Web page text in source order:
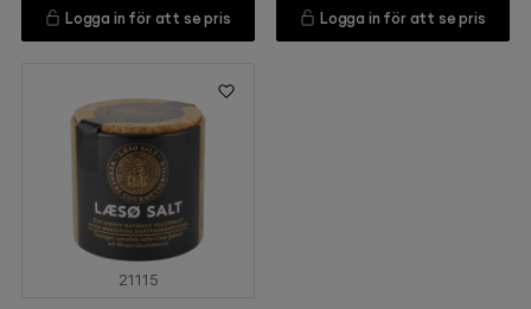
Logga in för att se pris Logga in för att se pris
21115